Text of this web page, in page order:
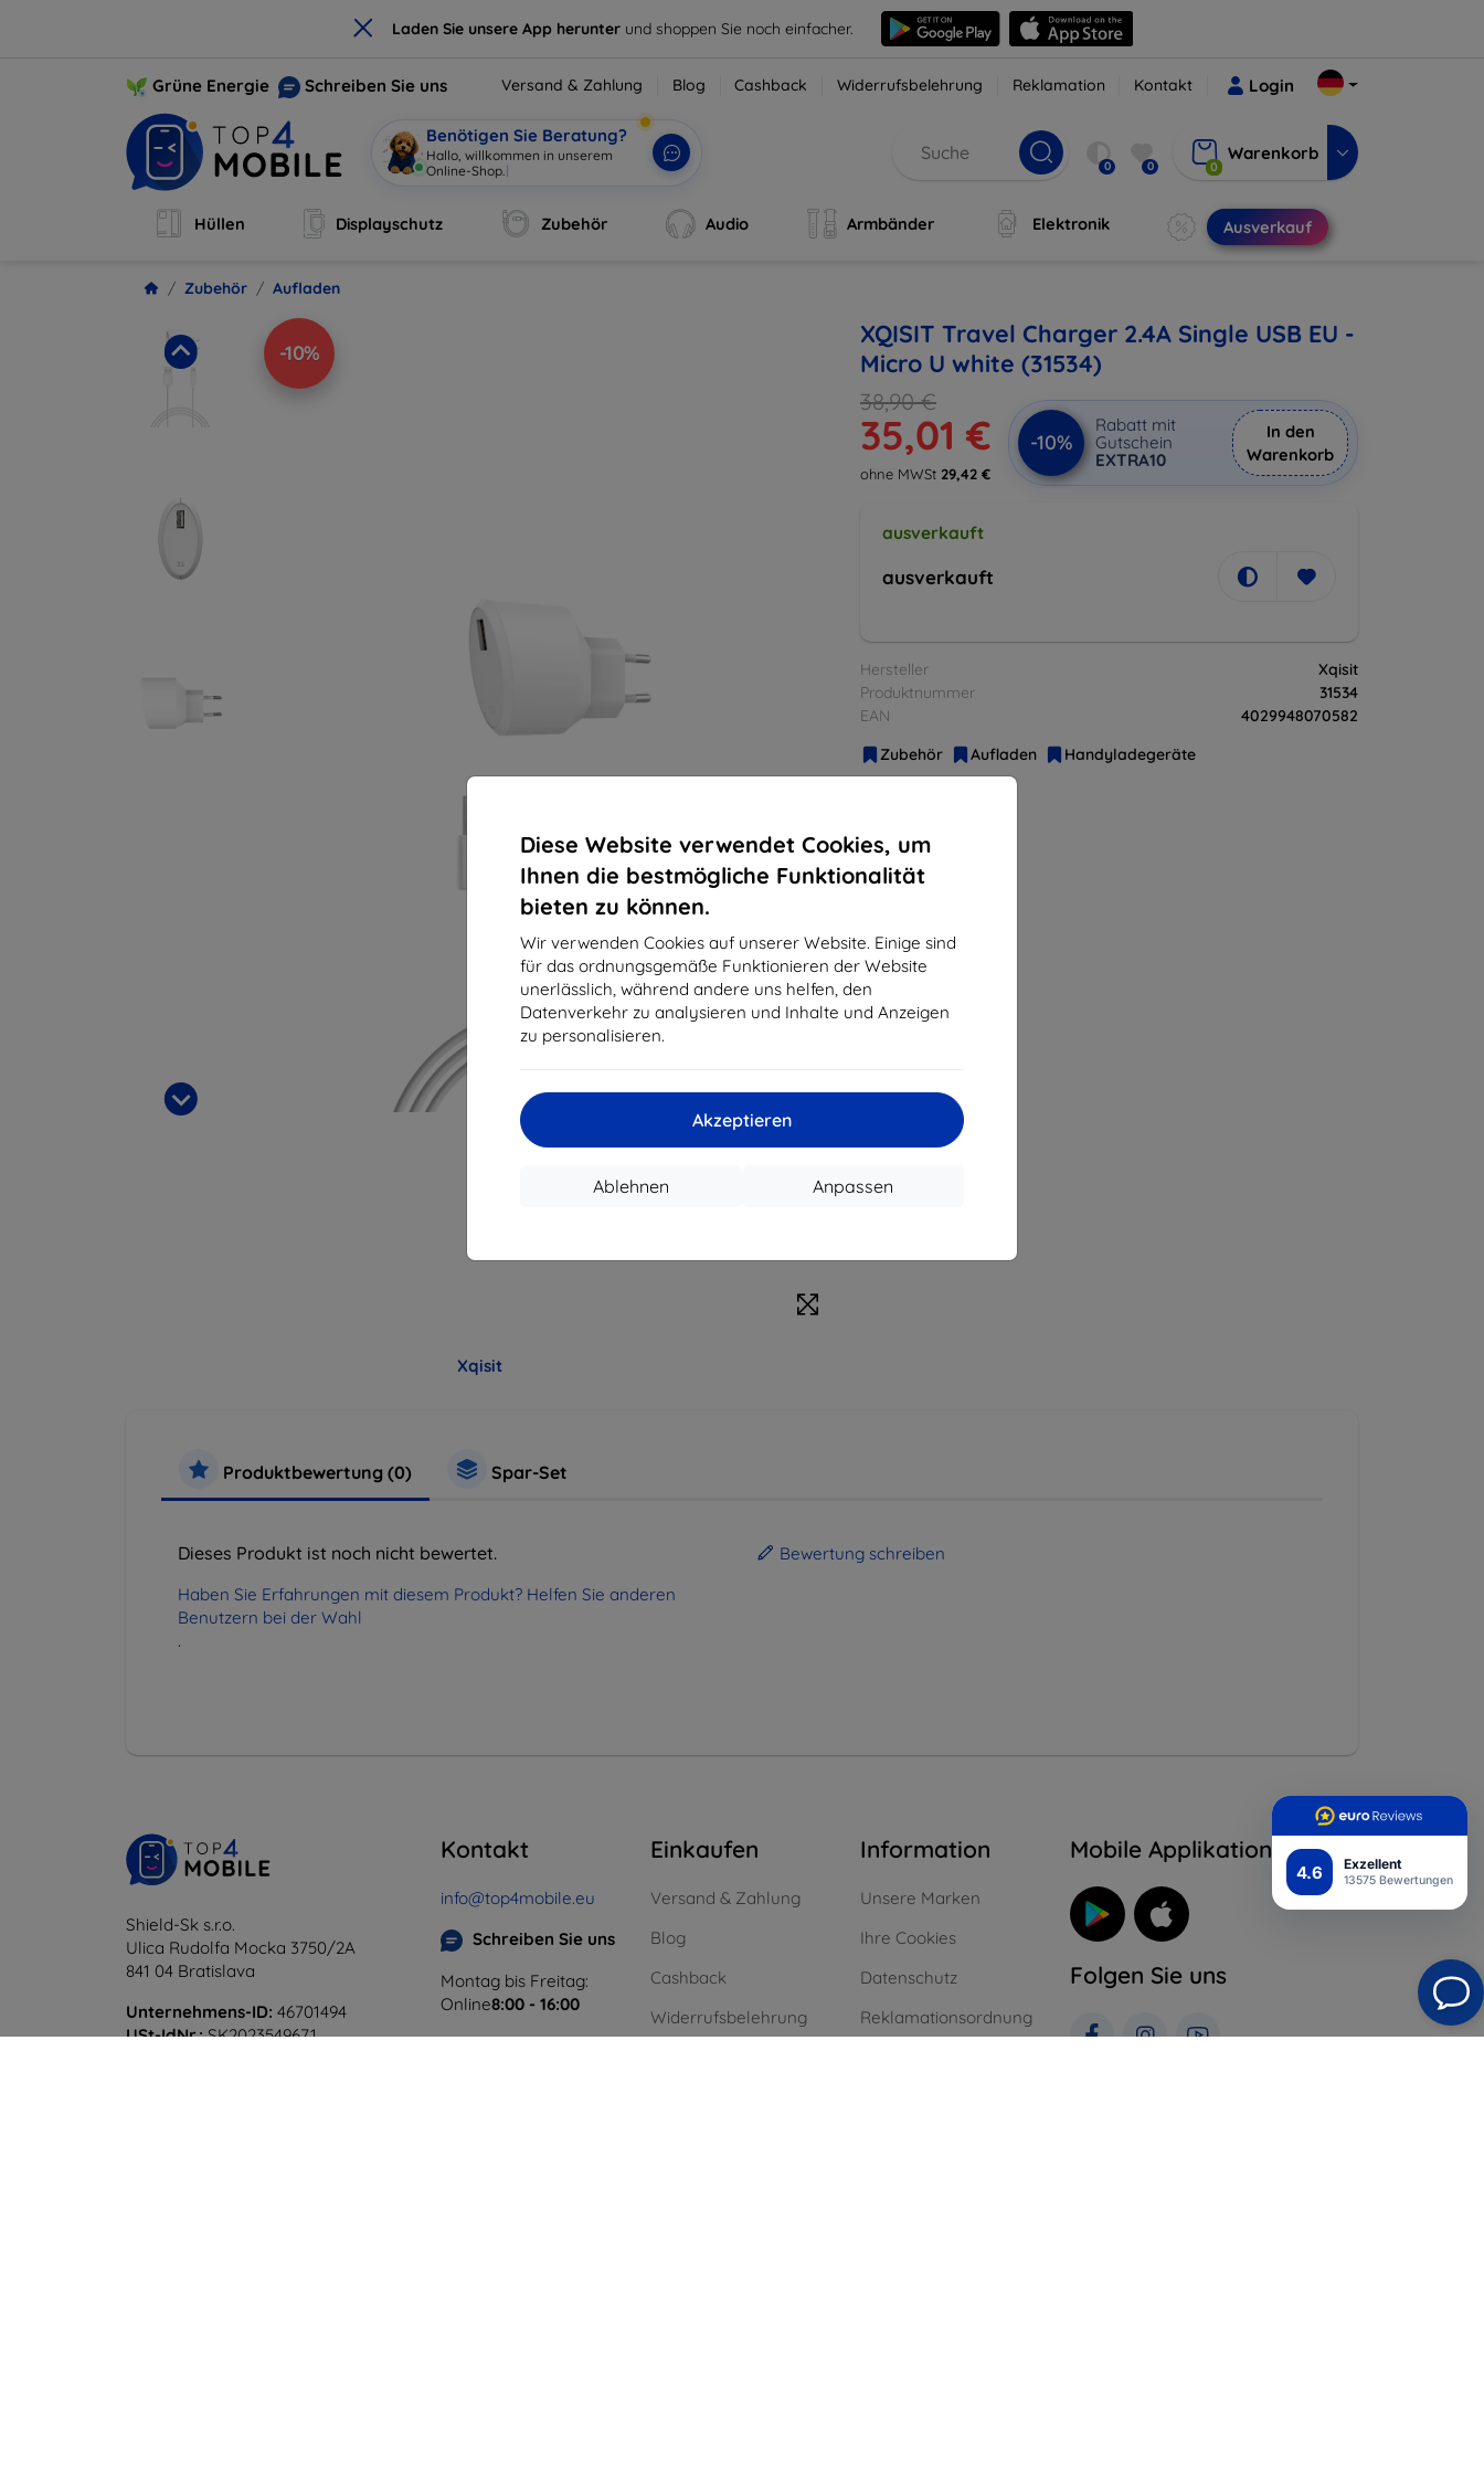
× Laden Sie unsere App herunter und shoppen Sie noch einfacher.
4.6 Exzellent
13575 Bewertungen
Diese Website verwendet Cookies, um
Ihnen die bestmögliche Funktionalität
bieten zu können.
Wir verwenden Cookies auf unserer Website. Einige sind
für das ordnungsgemäße Funktionieren der Website
unerlässlich, während andere uns helfen, den
Datenverkehr zu analysieren und Inhalte und Anzeigen
zu personalisieren.
Akzeptieren
Anpassen
Ablehnen
Grüne Energie Schreiben Sie uns Versand & Zahlung Blog Cashback Widerrufsbelehrung Reklamation Kontakt Login
Benötigen Sie Beratung?
Hallo, willkommen in unserem
Online-Shop. | 0 0 0
Warenkorb
Hüllen Displayschutz Zubehör Audio Armbänder Elektronik Ausverkauf
Zubehör Aufladen
-10%
Xqisit
XQISIT Travel Charger 2.4A Single USB EU -
Micro U white (31534)
38,90 €
35,01 €
ohne MWSt 29,42 €
-10%
Rabatt mit
Gutschein
EXTRA10
In den
Warenkorb
ausverkauft
ausverkauft
Hersteller
Xqisit
Produktnummer
31534
EAN
4029948070582
Zubehör
Aufladen Handyladegeräte
Produktbewertung (0) Spar-Set
Dieses Produkt ist noch nicht bewertet.
Haben Sie Erfahrungen mit diesem Produkt? Helfen Sie anderen
Benutzern bei der Wahl
.
Bewertung schreiben
Shield-Sk s.r.o.
Ulica Rudolfa Mocka 3750/2A
841 04 Bratislava
Unternehmens-ID: 46701494
USt-IdNr.:SK2023549671
Kontakt
info@top4mobile.eu
Schreiben Sie uns
Montag bis Freitag:
Online8:00 - 16:00
Einkaufen
Versand & Zahlung
Blog
Cashback
Widerrufsbelehrung
Information
Unsere Marken
Ihre Cookies
Datenschutz
Reklamationsordnung
Mobile Applikation
Folgen Sie uns